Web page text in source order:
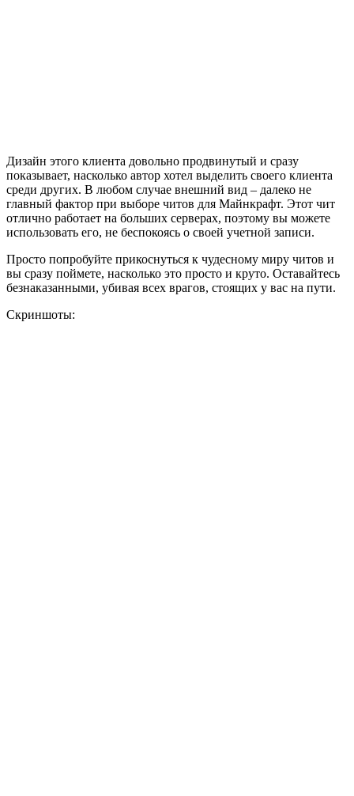
Дизайн этого клиента довольно продвинутый и сразу
показывает, насколько автор хотел выделить своего клиента
среди других. В любом случае внешний вид – далеко не
главный фактор при выборе читов для Майнкрафт. Этот чит
отлично работает на больших серверах, поэтому вы можете
использовать его, не беспокоясь о своей учетной записи.
Просто попробуйте прикоснуться к чудесному миру читов и
вы сразу поймете, насколько это просто и круто. Оставайтесь
безнаказанными, убивая всех врагов, стоящих у вас на пути.
Скриншоты: